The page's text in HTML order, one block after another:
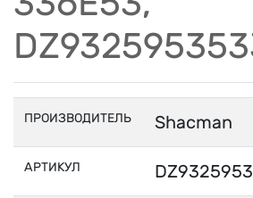
ПРОИЗВОДИТЕЛЬ Shacman
АРТИКУЛ